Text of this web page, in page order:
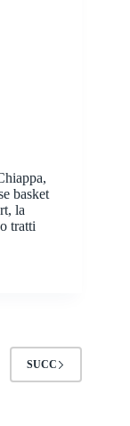
basket
la
tratti
SUCC